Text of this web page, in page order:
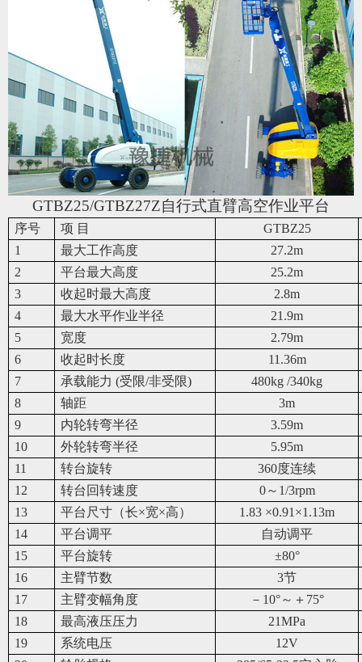
GTBZ25/GTBZ27Z自行式直臂高空作业平台
序号 项 目
GTBZ25
1
最大工作高度
27.2m
2
平台最大高度
25.2m
3
收起时最大高度
2.8m
4
最大水平作业半径
21.9m
5
宽度
2.79m
6
收起时长度
11.36m
7
承载能力 (受限/非受限)
480kg /340kg
8
轴距
3m
9
内轮转弯半径
3.59m
10
外轮转弯半径
5.95m
11
转台旋转 360度连续
12
转台回转速度 0～1/3rpm
13
平台尺寸（长×宽×高） 1.83 ×0.91×1.13m
14
平台调平
自动调平
15
平台旋转
±80°
16
主臂节数 3节
17
主臂变幅角度
－10°～＋75°
18
最高液压压力
21MPa
19
系统电压
12V